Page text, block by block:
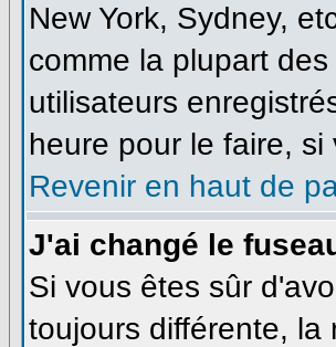
New York, Sydney,
comme la plupart
utilisateurs
heure pour le faire,
Revenir en haut de
J'ai changé le
Si vous êtes sûr
toujours différente, la